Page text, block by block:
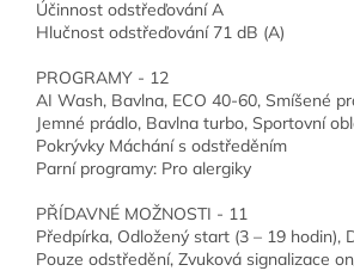
Účinnost odstřeďování A
Hlučnost odstřeďování 71 dB (A)
PROGRAMY - 12
AI Wash, Bavlna, ECO 40-60, Smíšené
Jemné prádlo, Bavlna turbo, Sportovní
Pokrývky Máchání s odstředěním
Parní programy: Pro alergiky
PŘÍDAVNÉ MOŽNOSTI - 11
Předpírka, Odložený start (3 – 19 hodin),
Pouze odstředění, Zvuková signalizace